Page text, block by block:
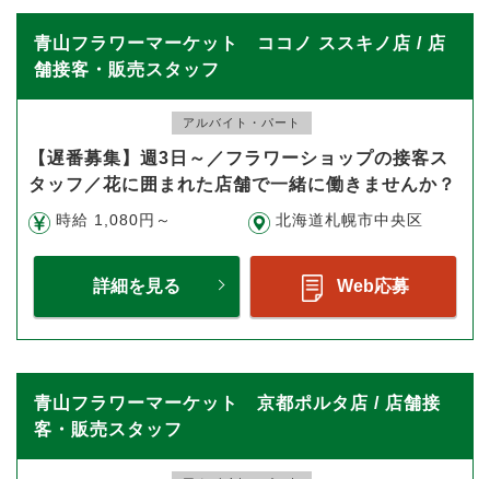
青山フラワーマーケット ココノ ススキノ店 / 店
舗接客・販売スタッフ
アルバイト・パート
【遅番募集】週3日～／フラワーショップの接客ス
タッフ／花に囲まれた店舗で一緒に働きませんか？
時給 1,080円～ 北海道札幌市中央区
詳細を見る Web応募
青山フラワーマーケット 京都ポルタ店 / 店舗接
客・販売スタッフ